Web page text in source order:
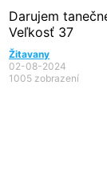
Darujem
Veľkosť 37
Žitavany
02-08-2024
1005 zobrazení